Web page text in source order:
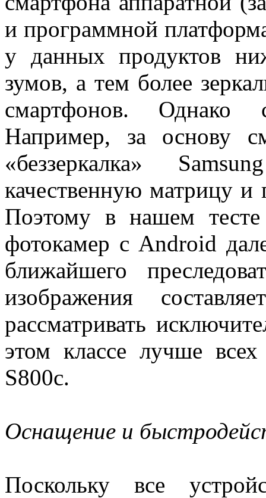
и программной
у данных продуктов
зумов, а тем более
смартфонов. Однако
Например, за основу
«беззеркалка»
качественную матрицу и
Поэтому в нашем
фотокамер с Android
ближайшего
изображения
рассматривать
этом классе лучше
S800c.
Оснащение и
Поскольку все